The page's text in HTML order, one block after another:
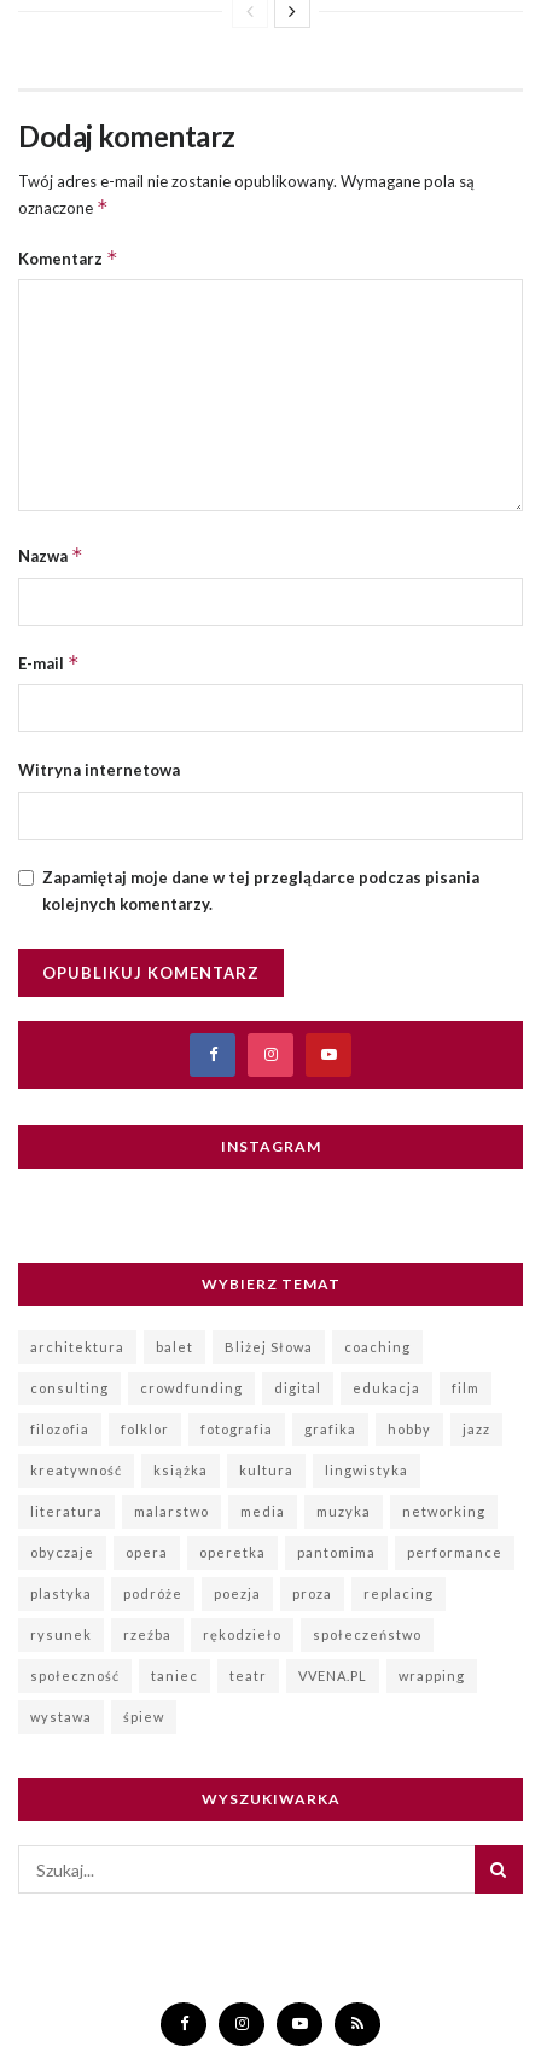
Dodaj komentarz
Twój adres e-mail nie zostanie opublikowany. Wymagane pola są
oznaczone *
Komentarz *
Nazwa *
E-mail *
Witryna internetowa
Zapamiętaj moje dane w tej przeglądarce podczas pisania
kolejnych komentarzy.
INSTAGRAM
WYBIERZ TEMAT
architektura balet Bliżej Słowa coaching
consulting crowdfunding digital edukacja film
filozofia folklor fotografia grafika hobby jazz
kreatywność książka kultura lingwistyka
literatura malarstwo media muzyka networking
obyczaje opera operetka pantomima performance
plastyka podróże poezja proza replacing
rysunek rzeźba rękodzieło społeczeństwo
społeczność taniec teatr VVENA.PL wrapping
wystawa śpiew
WYSZUKIWARKA